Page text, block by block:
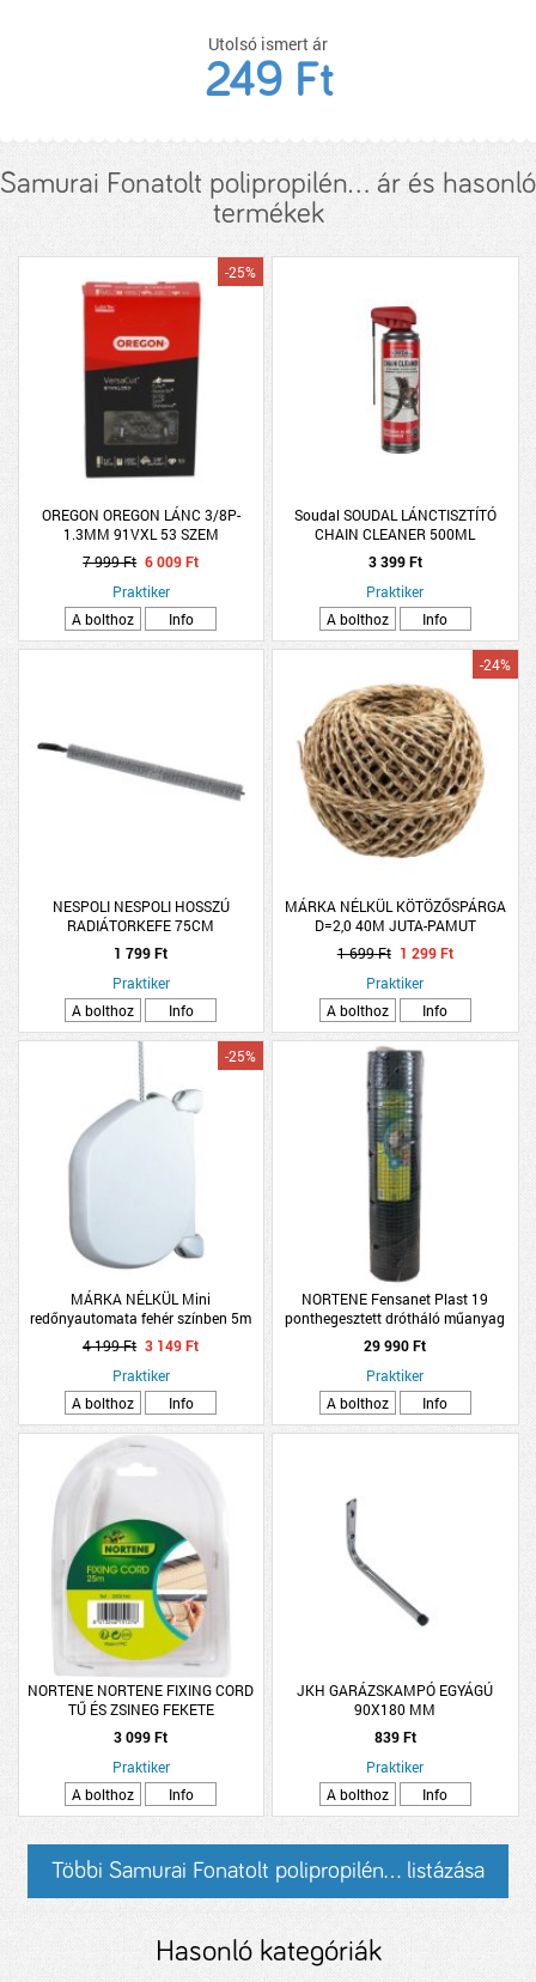
Utolsó ismert ár
249 Ft
Samurai Fonatolt polipropilén... ár és hasonló
termékek
OREGON OREGON LÁNC 3/8P-
1.3MM 91VXL 53 SZEM
-25%
7 999 Ft 6 009 Ft
Praktiker
A bolthoz
Info
Soudal SOUDAL LÁNCTISZTÍTÓ
CHAIN CLEANER 500ML
3 399 Ft
Praktiker
A bolthoz
Info
NESPOLI NESPOLI HOSSZÚ
RADIÁTORKEFE 75CM
1 799 Ft
Praktiker
A bolthoz
Info
MÁRKA NÉLKÜL KÖTÖZŐSPÁRGA
D=2,0 40M JUTA-PAMUT
-24%
1 699 Ft 1 299 Ft
Praktiker
A bolthoz
Info
MÁRKA NÉLKÜL Mini
redőnyautomata fehér színben 5m
zsinórral
-25%
4 199 Ft 3 149 Ft
Praktiker
A bolthoz
Info
NORTENE Fensanet Plast 19
ponthegesztett drótháló műanyag
bevonatú zöld 1x25m
29 990 Ft
Praktiker
A bolthoz
Info
NORTENE NORTENE FIXING CORD
TŰ ÉS ZSINEG FEKETE
3 099 Ft
Praktiker
A bolthoz
Info
JKH GARÁZSKAMPÓ EGYÁGÚ
90X180 MM
839 Ft
Praktiker
A bolthoz
Info
Többi Samurai Fonatolt polipropilén... listázása
Hasonló kategóriák